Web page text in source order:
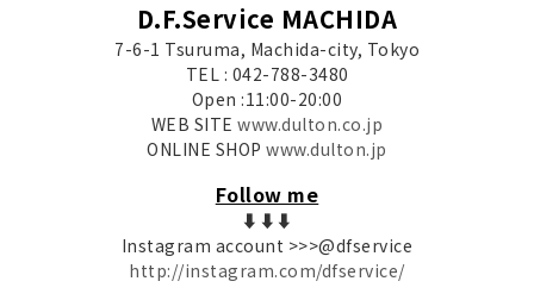
D.F.Service MACHIDA
7-6-1 Tsuruma, Machida-city, Tokyo
TEL : 042-788-3480
Open :11:00-20:00
WEB SITEwww.dulton.co.jp
ONLINE SHOP www.dulton.jp
Follow me
⬇︎⬇︎⬇︎
Instagram account >>>@dfservice
http://instagram.com/dfservice/